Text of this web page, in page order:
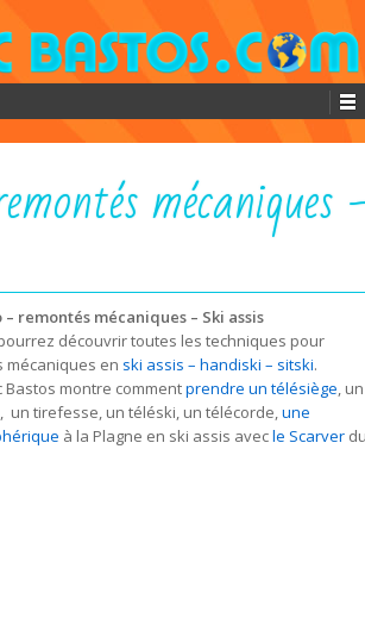
mécaniques
– remontés mécaniques – Ski assis
découvrir toutes les techniques pour
mécaniques en ski assis – handiski – sitski.
Bastos montre commentprendre un télésiège, un
un tirefesse, un téléski, un télécorde,une
à la Plagne en ski assis avecle Scarver